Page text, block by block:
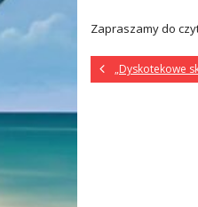
Zapraszamy do
„Dyskotekowe